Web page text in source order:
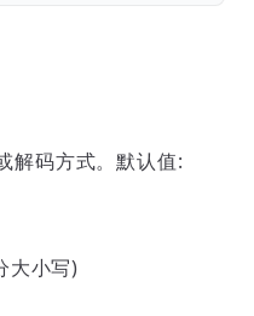
解码方式。默认值:
大小写)